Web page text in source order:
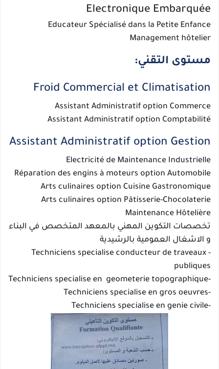
Electronique Embarquée
Educateur Spécialisé dans la Petite Enfance
Management hôtelier
مستوى التقني:
Froid Commercial et Climatisation
Assistant Administratif option Commerce
Assistant Administratif option Comptabilité
Assistant Administratif option Gestion
Electricité de Maintenance Industrielle
Réparation des engins à moteurs option Automobile
Arts culinaires option Cuisine Gastronomique
Arts culinaires option Pâtisserie-Chocolaterie
Maintenance Hôtelière
تخصصات التكوين المهني بالمعهد المتخصص في البناء
و الاشغال العمومية بالرشيدية
- Techniciens specialise conducteur de traveaux
publiques
-Techniciens specialise en geometerie topographique
-Techniciens specialise en gros oeuvres
-Techniciens specialise en genie civile